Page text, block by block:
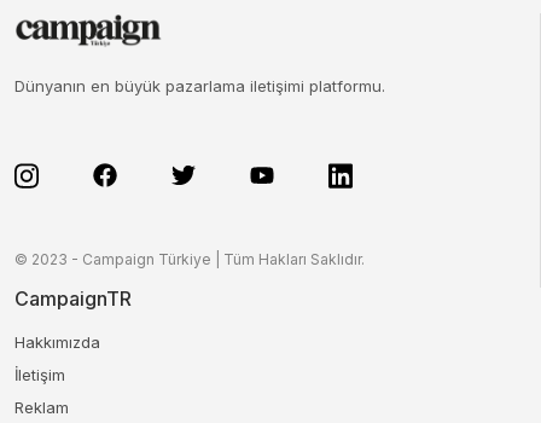
Dünyanın en büyük pazarlama iletişimi platformu.
© 2023 - Campaign Türkiye | Tüm Hakları Saklıdır.
CampaignTR
Hakkımızda
İletişim
Reklam